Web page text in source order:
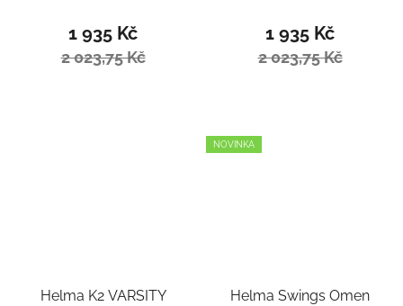
1 935 Kč
2 023,75 Kč
1 935 Kč
2 023,75 Kč
Helma K2 VARSITY
NOVINKA
Helma Swings Omen